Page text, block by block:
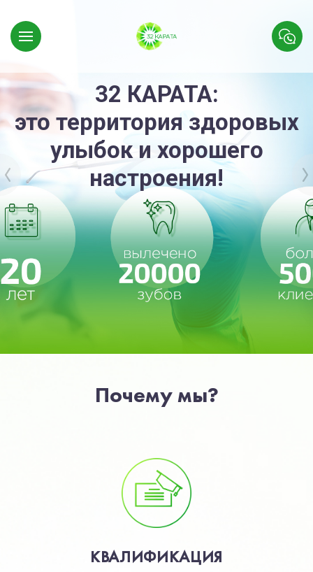
32 КАРАТА:
это территория здоровых
улыбок и хорошего
настроения!
Почему мы?
КВАЛИФИКАЦИЯ